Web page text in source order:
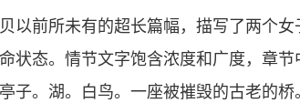
以前所未有的超长篇幅，描写了两个
状态。情节文字饱含浓度和广度，章
子。湖。白鸟。一座被摧毁的古老的